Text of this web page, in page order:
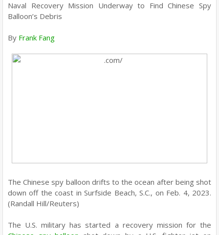
Naval Recovery Mission Underway to Find Chinese Spy
Balloon’s Debris
By Frank Fang
The Chinese spy balloon drifts to the ocean after being shot
down off the coast in Surfside Beach, S.C., on Feb. 4, 2023.
(Randall Hill/Reuters)
The U.S. military has started a recovery mission for the